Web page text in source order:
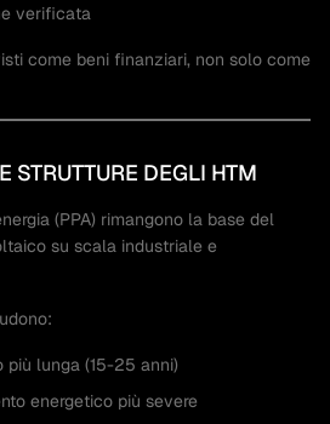
verificata
come beni finanziari, non solo come
STRUTTURE DEGLI HTM
(PPA) rimangono la base del
su scala industriale e
lunga (15-25 anni)
energetico più severe